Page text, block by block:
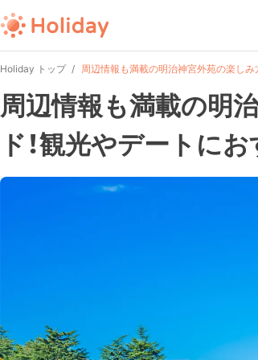
Holiday トップ 周辺情報も満載の明治神宮外苑の楽しみ
周辺情報も満載の明
ド！観光やデートに